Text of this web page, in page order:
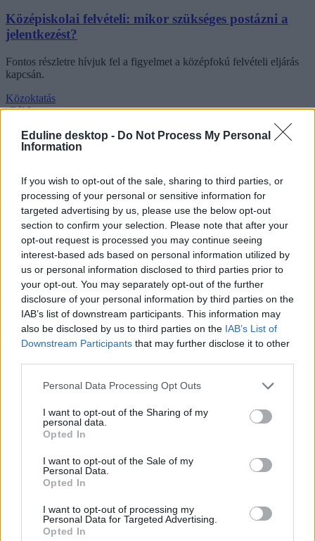
Eduline desktop - Do Not Process My Personal
Information
If you wish to opt-out of the sale, sharing to third parties, or
processing of your personal or sensitive information for
targeted advertising by us, please use the below opt-out
section to confirm your selection. Please note that after your
opt-out request is processed you may continue seeing
interest-based ads based on personal information utilized by
us or personal information disclosed to third parties prior to
your opt-out. You may separately opt-out of the further
disclosure of your personal information by third parties on the
IAB’s list of downstream participants. This information may
also be disclosed by us to third parties on the IAB’s List of
Downstream Participants that may further disclose it to other
Personal Data Processing Opt Outs
I want to opt-out of the Sharing of my
personal data.
Opted In
I want to opt-out of the Sale of my
Personal Data.
Opted In
I want to opt-out of processing my
Personal Data for Targeted Advertising.
Opted In
Középiskolai felvételi: mikor szükséges postázni a
jelentkezést?
Fontos részletre hívjuk fel a figyelmet a középfokú felvételi eljárás
kapcsán.
Közoktatás
Gál Luca
Középiskolai felvételi: a legfontosabb dátumok
januárban
összegyűjtöttük a legfontosabb dátumokat.
Közoktatás